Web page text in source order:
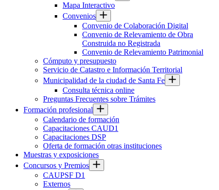
Mapa Interactivo
Convenios
Convenio de Colaboración Digital
Convenio de Relevamiento de Obra
Construida no Registrada
Convenio de Relevamiento Patrimonial
Cómputo y presupuesto
Servicio de Catastro e Información Territorial
Municipalidad de la ciudad de Santa Fe
Consulta técnica online
Preguntas Frecuentes sobre Trámites
Formación profesional
Calendario de formación
Capacitaciones CAUD1
Capacitaciones DSP
Oferta de formación otras instituciones
Muestras y exposiciones
Concursos y Premios
CAUPSF D1
Externos